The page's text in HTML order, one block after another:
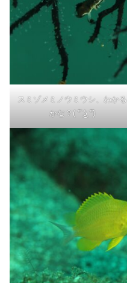
スミゾメミノウミウシ、わかる
かな？( ͡° ͜ʖ ͡°)